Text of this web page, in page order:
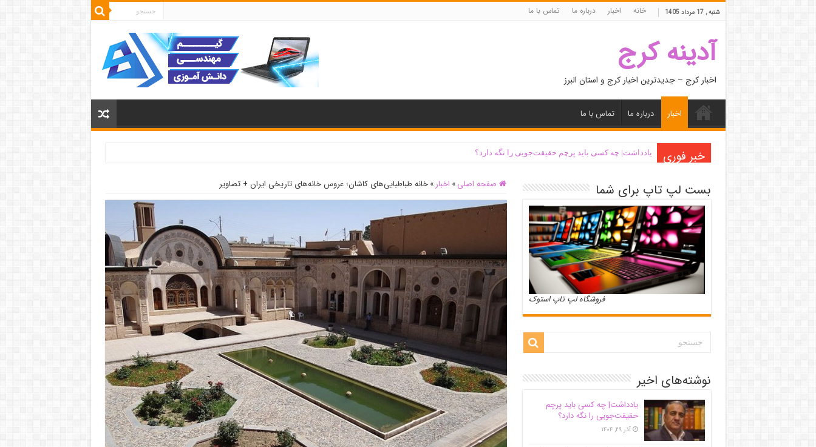
شنبه , 17 مرداد 1405 خانه اخبار درباره ما تماس با ما
آدینه کرج
اخبار کرج – جدیدترین اخبار کرج و استان البرز
اخبار درباره ما تماس با ما
خبر فوری یادداشت| ‌چه کسی باید پرچم حقیقت‌جویی را نگه دارد؟
صفحه اصلی » اخبار » خانه طباطبایی‌های کاشان؛ عروس خانه‌های تاریخی ایران + تصاویر بست لپ تاپ برای شما
فروشگاه لپ تاپ استوک
نوشته‌های اخیر
یادداشت| ‌چه کسی باید پرچم
حقیقت‌جویی را نگه دارد؟
آذر ۲۹, ۱۴۰۴